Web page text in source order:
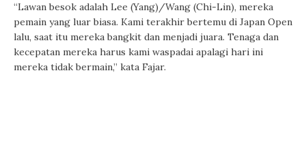
“Lawan besok adalah Lee (Yang)/Wang (Chi-Lin), mereka
pemain yang luar biasa. Kami terakhir bertemu di Japan Open
lalu, saat itu mereka bangkit dan menjadi juara. Tenaga dan
kecepatan mereka harus kami waspadai apalagi hari ini
mereka tidak bermain,” kata Fajar.